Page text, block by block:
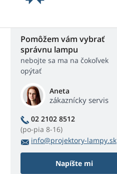
Pomôžem vám vybrať
správnu lampu
nebojte sa ma na čokoľvek
opýtať
Aneta
zákaznícky servis
02 2102 8512
(po-pia 8-16)
info@projektory-lampy.sk
Napíšte mi